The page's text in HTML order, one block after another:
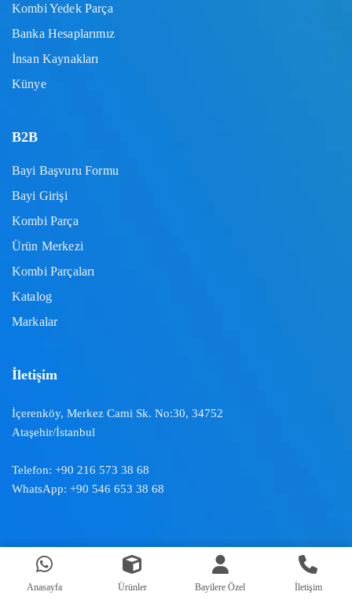
Kombi Yedek Parça
Banka Hesaplarımız
İnsan Kaynakları
Künye
B2B
Bayi Başvuru Formu
Bayi Girişi
Kombi Parça
Ürün Merkezi
Kombi Parçaları
Katalog
Markalar
İletişim
İçerenköy, Merkez Cami Sk. No:30, 34752
Ataşehir/İstanbul
Telefon: +90 216 573 38 68
WhatsApp: +90 546 653 38 68
Doğal İklimlendirme ™ | 2024
Anasayfa Ürünler Bayilere Özel İletişim